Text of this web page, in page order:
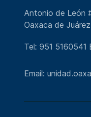
Antonio de León
Oaxaca de
Tel: 951 5160541
Email: